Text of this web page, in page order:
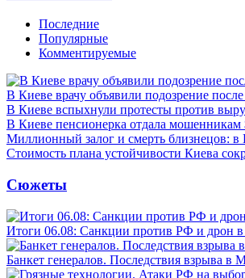
Последние
Популярные
Комментируемые
В Киеве врачу объявили подозрение
В Киеве вспыхнули протесты против
В Киеве пенсионерка отдала
Миллионный залог и смерть близнецов: в
Стоимость плана устойчивости Киева
Сюжеты
Итоги 06.08: Санкции против РФ и дрон
Банкет генералов. Последствия взрыва в